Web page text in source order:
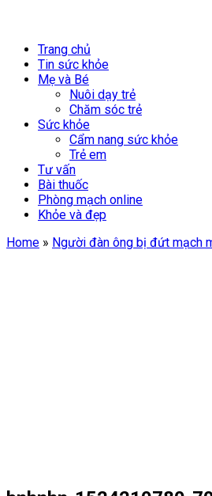
Trang chủ
Tin sức khỏe
Mẹ và Bé
Nuôi dạy trẻ
Chăm sóc trẻ
Sức khỏe
Cẩm nang sức khỏe
Trẻ em
Tư vấn
Bài thuốc
Phòng mạch online
Khỏe và đẹp
Home » Người đàn ông bị đứt mạch